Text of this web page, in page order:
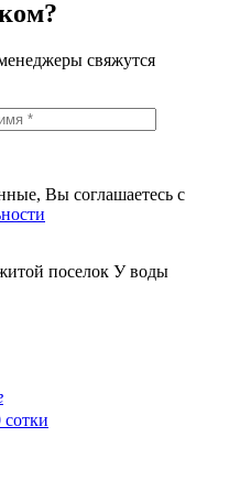
свяжутся
Вы соглашаетесь с
поселок У воды
сотки